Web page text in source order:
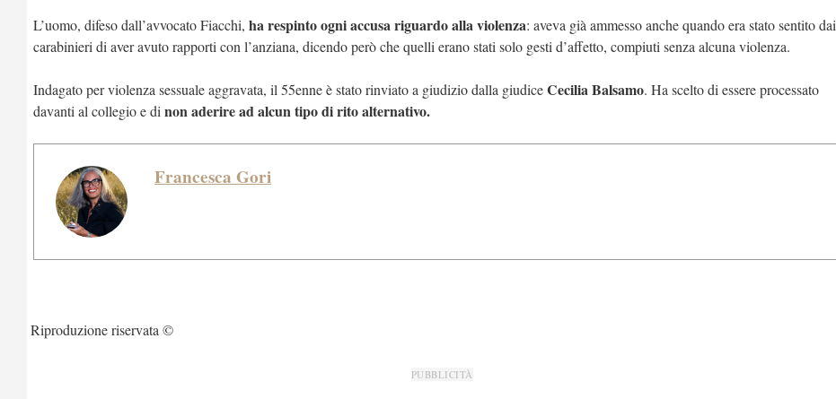
L’uomo, difeso dall’avvocato Fiacchi, ha respinto ogni accusa riguardo alla violenza: aveva già ammesso anche quando era stato sentito dai
carabinieri di aver avuto rapporti con l’anziana, dicendo però che quelli erano stati solo gesti d’affetto, compiuti senza alcuna violenza.
Indagato per violenza sessuale aggravata, il 55enne è stato rinviato a giudizio dalla giudiceCecilia Balsamo. Ha scelto di essere processato
davanti al collegio e di non aderire ad alcun tipo di rito alternativo.
Francesca Gori
Riproduzione riservata ©
PUBBLICITÀ